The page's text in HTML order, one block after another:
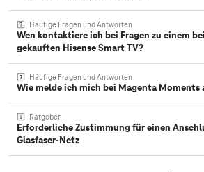
Häufige Fragen und Antworten
Wen kontaktiere ich bei Fragen zu einem
gekauften Hisense Smart TV?
Häufige Fragen und Antworten
Wie melde ich mich bei Magenta Moments
Ratgeber
Erforderliche Zustimmung für einen
Glasfaser-Netz